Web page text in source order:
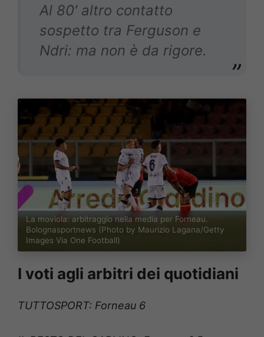
Al 80′ altro contatto
sospetto tra Ferguson e
Ndri: ma non è da rigore.
La moviola: arbitraggio nella media per Forneau.
Bolognasportnews (Photo by Maurizio Lagana/Getty
Images Via One Football)
I voti agli arbitri dei quotidiani
TUTTOSPORT: Forneau 6